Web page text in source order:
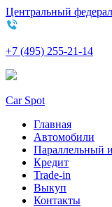
Центральный
+7 (495) 255-21-14
Car Spot
Главная
Автомобили
Параллельный
Кредит
Trade-in
Выкуп
Контакты